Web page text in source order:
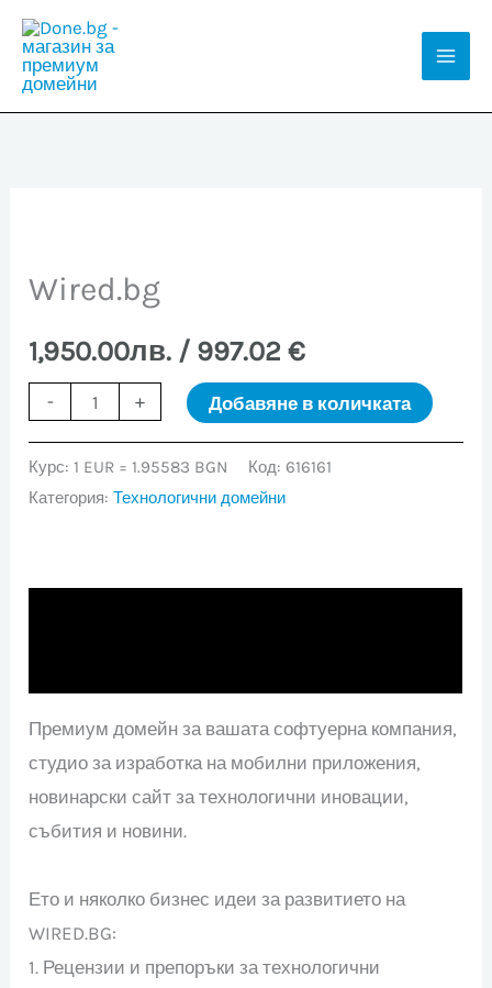
Skip
content
Wired.bg
1,950.00лв. / 997.02 €
-
количество
Wired.bg
+ Добавяне в количката
Курс: 1 EUR = 1.95583 BGN Код:616161
Категория:Технологични домейни
Премиум домейн за вашата софтуерна компания,
студио за изработка на мобилни приложения,
новинарски сайт за технологични иновации,
събития и новини.
Ето и няколко бизнес идеи за развитието на
WIRED.BG:
1. Рецензии и препоръки за технологични